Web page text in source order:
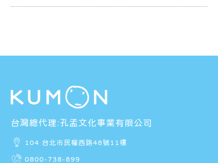
台灣總代理:孔孟文化事業有限公司
104 台北市民權西路48號11樓
0800-738-899